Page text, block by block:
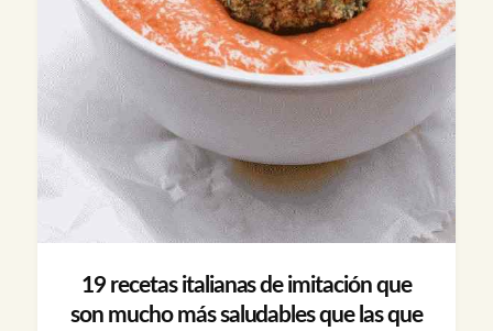
19 recetas italianas de imitación que
son mucho más saludables que las que